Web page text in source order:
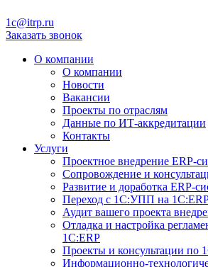
1c@itrp.ru
Заказать звонок
О компании
О компании
Новости
Вакансии
Проекты по отраслям
Данные по ИТ-аккредитации
Контакты
Услуги
Проектное внедрение ERP-
Сопровождение и
Развитие и доработка ERP-
Переход с 1С:УПП на
Аудит вашего проекта
Отладка и настройка
1С:ERP
Проекты и консультации
Информационно-